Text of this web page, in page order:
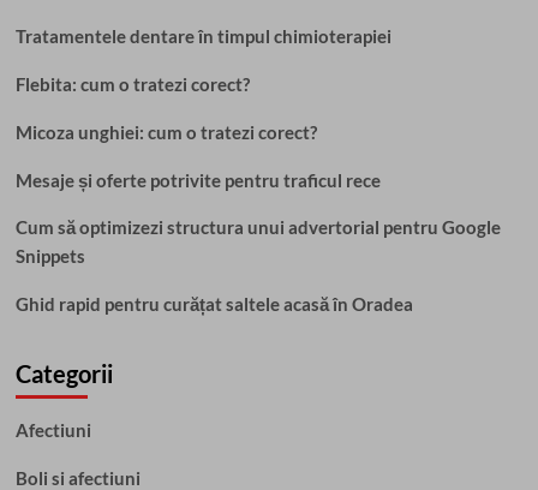
Tratamentele dentare în timpul chimioterapiei
Flebita: cum o tratezi corect?
Micoza unghiei: cum o tratezi corect?
Mesaje și oferte potrivite pentru traficul rece
Cum să optimizezi structura unui advertorial pentru Google
Snippets
Ghid rapid pentru curățat saltele acasă în Oradea
Categorii
Afectiuni
Boli si afectiuni